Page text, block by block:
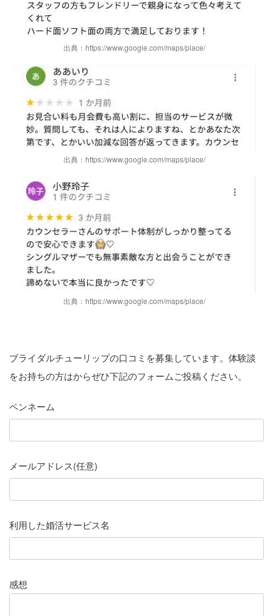
出典：https://www.google.com/maps/place/
出典：https://www.google.com/maps/place/
出典：https://www.google.com/maps/place/
ブライダルチューリップの口コミを募集しています。体験談
をお持ちの方はからぜひ下記のフォームご投稿ください。
ペンネーム
メールアドレス(任意)
利用した婚活サービス名
感想